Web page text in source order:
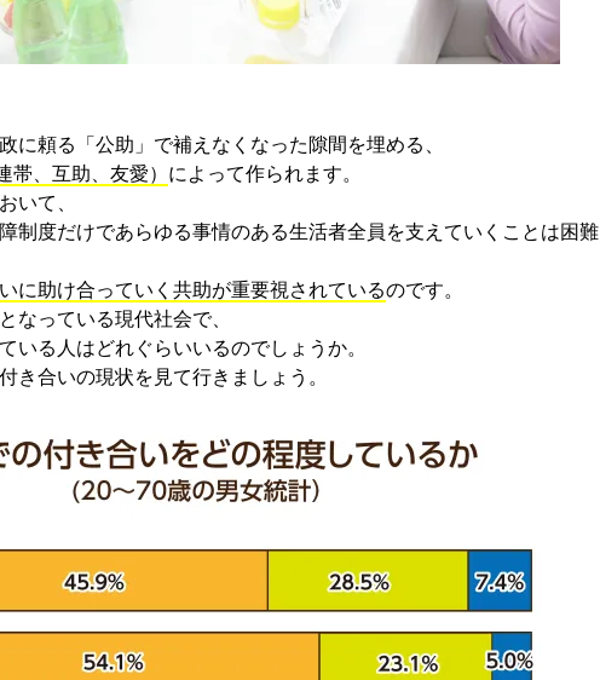
に頼る「公助」で補えなくなった隙間を埋める、
帯、互助、友愛） によって作られます。
いて、
制度だけであらゆる事情のある生活者全員を支えていくことは困難
に助け合っていく共助が重要視されているのです。
なっている現代社会で、
いる人はどれぐらいいるのでしょうか。
き合いの現状を見て行きましょう。